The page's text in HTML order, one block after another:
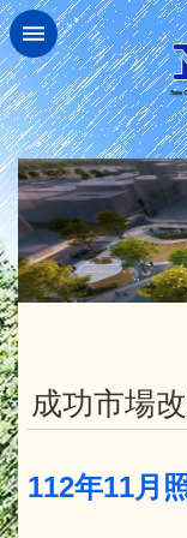
跳到主要內容區塊
成功市場
112年11月